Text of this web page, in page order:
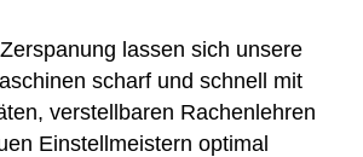
lassen sich unsere
scharf und schnell mit
verstellbaren Rachenlehren
Einstellmeistern optimal